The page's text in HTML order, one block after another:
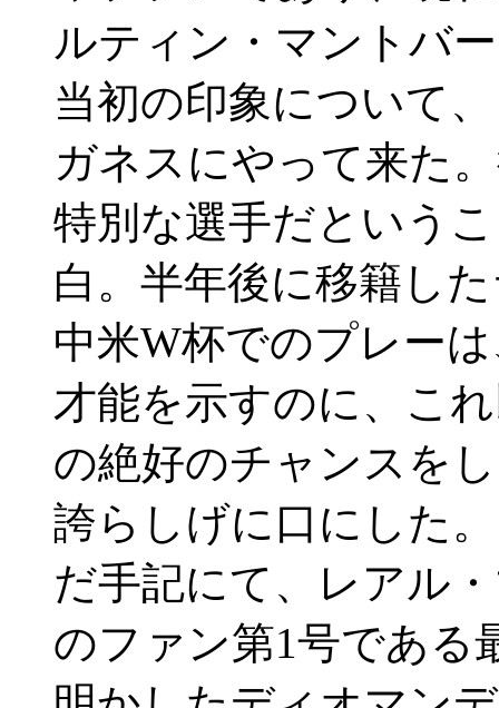
ルティン・マントバ
当初の印象について
ガネスにやって来た
特別な選手だという
白。半年後に移籍し
中米W杯でのプレー
才能を示すのに、こ
の絶好のチャンスを
誇らしげに口にした
だ手記にて、レアル
のファン第1号である